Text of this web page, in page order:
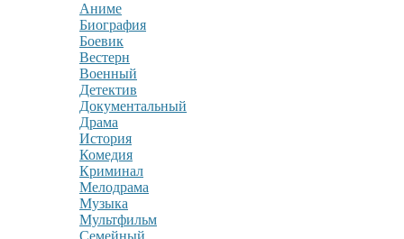
Аниме
Биография
Боевик
Вестерн
Военный
Детектив
Документальный
Драма
История
Комедия
Криминал
Мелодрама
Музыка
Мультфильм
Семейный